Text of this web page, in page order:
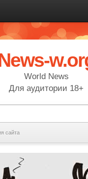
World News
Для аудитории 18+
сайта